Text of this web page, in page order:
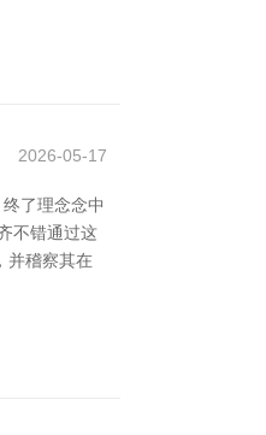
2026-05-17
了理念念中
不错通过这
并稽察其在